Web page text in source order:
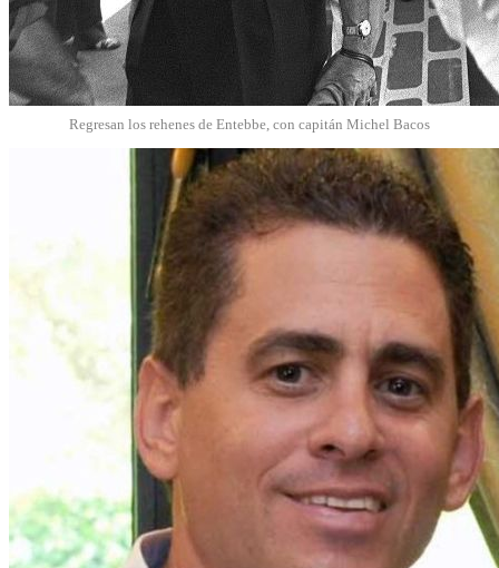
Regresan los rehenes de Entebbe, con capitán Michel Bacos